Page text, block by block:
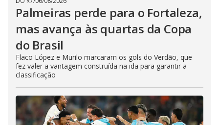
Palmeiras perde para o Fortaleza,
mas avança às quartas da Copa
do Brasil
Flaco López e Murilo marcaram os gols do Verdão, que
fez valer a vantagem construída na ida para garantir a
classificação